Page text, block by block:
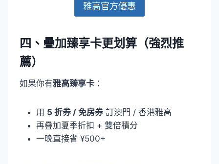
雅高官方優惠
四、疊加臻享卡更划算（強烈推
薦）
如果你有雅高臻享卡 ：
用 5 折券 / 免房券訂澳門 / 香港雅高
再疊加夏季折扣 + 雙倍積分
一晚直接省 ¥500+